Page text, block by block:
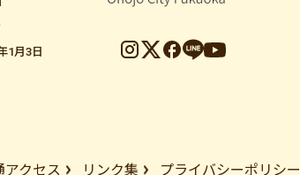
1月3日
アクセス リンク集 プライバシーポリシー